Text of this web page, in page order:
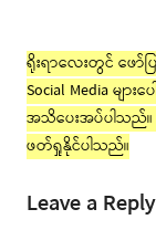
ရိုးရာလေးတွင် ဖော်ပ
Social Media မျာ
အသိပေးအပ်ပါသည်
ဖတ်ရှုနိုင်ပါသည်။
Leave a Reply